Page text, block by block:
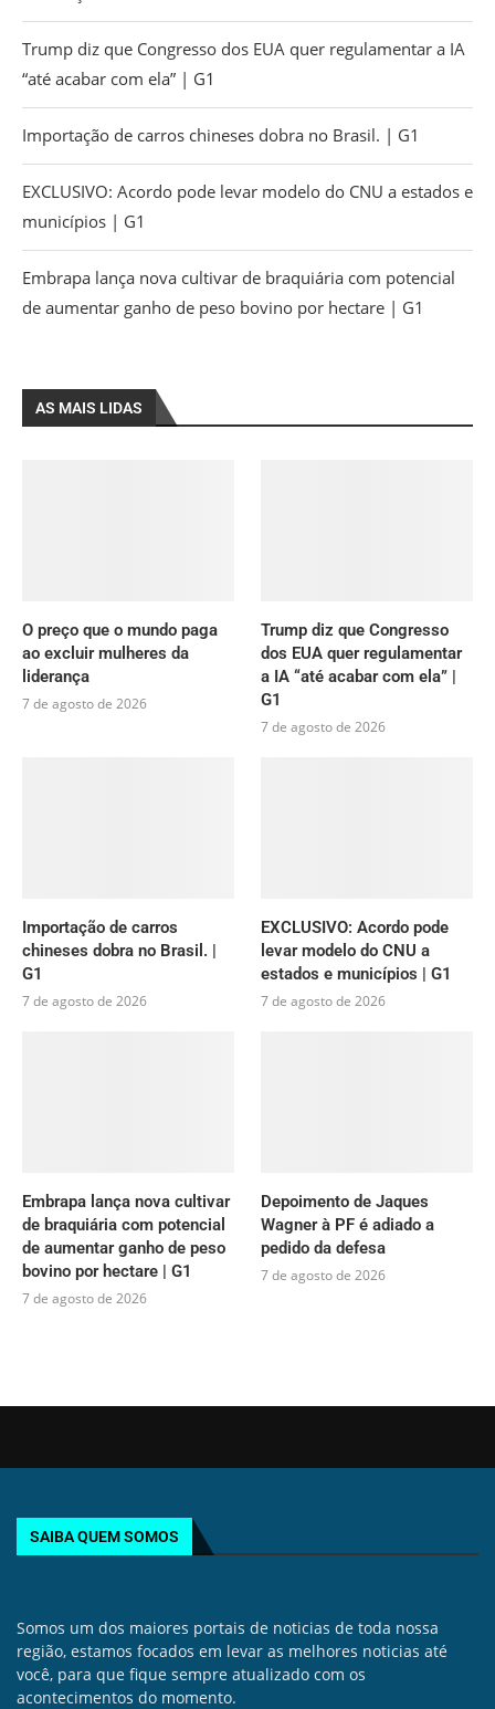
Trump diz que Congresso dos EUA quer regulamentar a IA
“até acabar com ela” | G1
Importação de carros chineses dobra no Brasil. | G1
EXCLUSIVO: Acordo pode levar modelo do CNU a estados e
municípios | G1
Embrapa lança nova cultivar de braquiária com potencial
de aumentar ganho de peso bovino por hectare | G1
AS MAIS LIDAS
O preço que o mundo paga
ao excluir mulheres da
liderança
7 de agosto de 2026
Trump diz que Congresso
dos EUA quer regulamentar
a IA “até acabar com ela” |
G1
7 de agosto de 2026
Importação de carros
chineses dobra no Brasil. |
G1
7 de agosto de 2026
EXCLUSIVO: Acordo pode
levar modelo do CNU a
estados e municípios | G1
7 de agosto de 2026
Embrapa lança nova cultivar
de braquiária com potencial
de aumentar ganho de peso
bovino por hectare | G1
7 de agosto de 2026
Depoimento de Jaques
Wagner à PF é adiado a
pedido da defesa
7 de agosto de 2026
SAIBA QUEM SOMOS
Somos um dos maiores portais de noticias de toda nossa
região, estamos focados em levar as melhores noticias até
você, para que fique sempre atualizado com os
acontecimentos do momento.